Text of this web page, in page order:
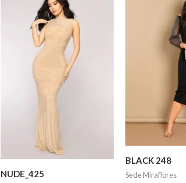
NUDE_425
BLACK 248
Sede Miraflores